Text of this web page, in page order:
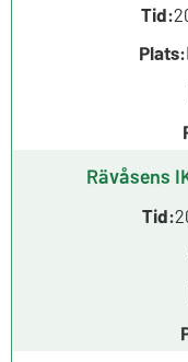
Tid:
Plats:
Rävåsens
Tid: